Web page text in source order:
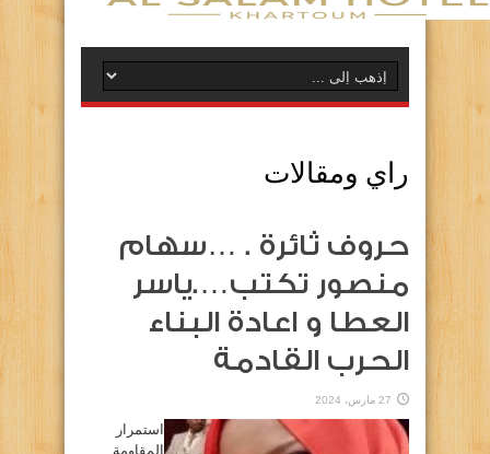
راي ومقالات
حروف ثائرة . …سهام
منصور تكتب….ياسر
العطا و اعادة البناء
الحرب القادمة
27 مارس، 2024
استمرار
المقاومة